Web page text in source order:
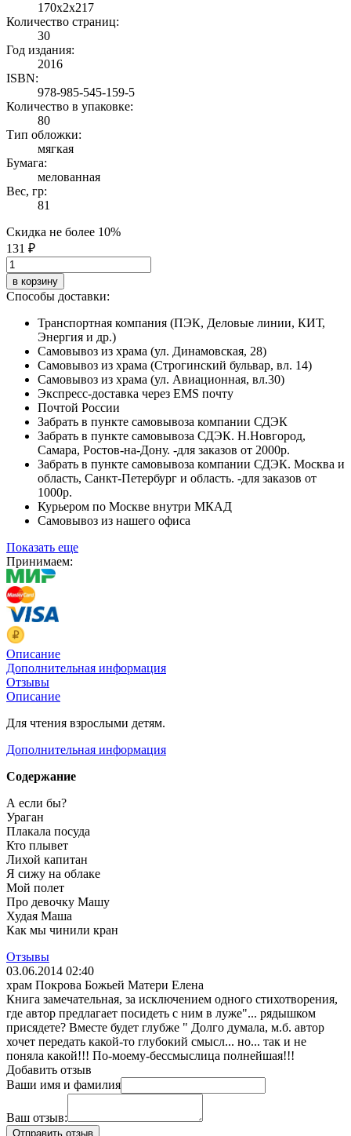
170x2x217
Количество страниц:
30
Год издания:
2016
ISBN:
978-985-545-159-5
Количество в упаковке:
80
Тип обложки:
мягкая
Бумага:
мелованная
Вес, гр:
81
Скидка не более 10%
131 ₽
в корзину
Способы доставки:
Транспортная компания (ПЭК, Деловые линии, КИТ,
Энергия и др.)
Самовывоз из храма (ул. Динамовская, 28)
Самовывоз из храма (Строгинский бульвар, вл. 14)
Самовывоз из храма (ул. Авиационная, вл.30)
Экспресс-доставка через EMS почту
Почтой России
Забрать в пункте самовывоза компании СДЭК
Забрать в пункте самовывоза СДЭК. Н.Новгород,
Самара, Ростов-на-Дону. -для заказов от 2000р.
Забрать в пункте самовывоза компании СДЭК. Москва и
область, Санкт-Петербург и область. -для заказов от
1000р.
Курьером по Москве внутри МКАД
Самовывоз из нашего офиса
Показать еще
Принимаем:
Описание
Дополнительная информация
Отзывы
Описание
Для чтения взрослыми детям.
Дополнительная информация
Содержание
А если бы?
Ураган
Плакала посуда
Кто плывет
Лихой капитан
Я сижу на облаке
Мой полет
Про девочку Машу
Худая Маша
Как мы чинили кран
Отзывы
03.06.2014 02:40
храм Покрова Божьей Матери Елена
Книга замечательная, за исключением одного стихотворения,
где автор предлагает посидеть с ним в луже"... рядышком
присядете? Вместе будет глубже " Долго думала, м.б. автор
хочет передать какой-то глубокий смысл... но... так и не
поняла какой!!! По-моему-бессмыслица полнейшая!!!
Добавить отзыв
Ваши имя и фамилия
Ваш отзыв: